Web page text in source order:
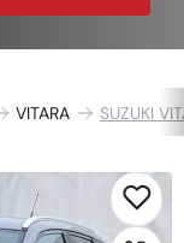
VITARA SUZUKI